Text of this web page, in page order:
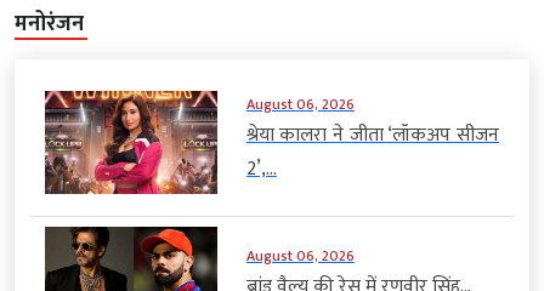
मनोरंजन
August 06, 2026
श्रेया कालरा ने जीता ‘लॉकअप सीजन
2’,...
August 06, 2026